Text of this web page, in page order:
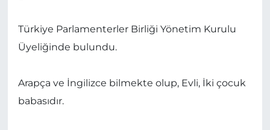
Türkiye Parlamenterler Birliği Yönetim Kurulu
Üyeliğinde bulundu.
Arapça ve İngilizce bilmekte olup, Evli, İki çocuk
babasıdır.